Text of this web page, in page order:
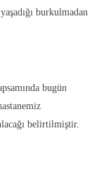
burkulmadan
bugün
belirtilmiştir.